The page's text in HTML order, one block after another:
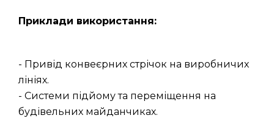
Приклади використання:
- Привід конвеєрних стрічок на виробничих
лініях.
- Системи підйому та переміщення на
будівельних майданчиках.